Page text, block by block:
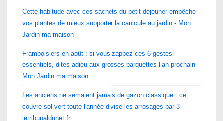
Cette habitude avec ces sachets du petit-déjeuner empêche
vos plantes de mieux supporter la canicule au jardin - Mon
Jardin ma maison
Framboisiers en août : si vous zappez ces 6 gestes
essentiels, dites adieu aux grosses barquettes l’an prochain -
Mon Jardin ma maison
Les anciens ne semaient jamais de gazon classique : ce
couvre-sol vert toute l'année divise les arrosages par 3 -
letribunaldunet.fr